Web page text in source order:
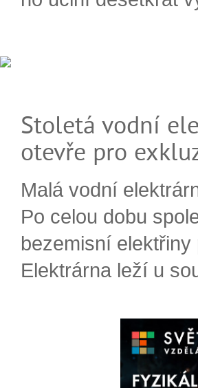
Stoletá vodní
otevře pro
Malá vodní
Po celou dobu
bezemisní
Elektrárna leží u